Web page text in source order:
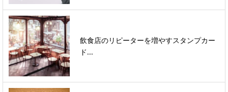
飲食店のリピーターを増やすスタンプカー
ド...